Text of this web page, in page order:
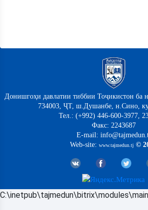
Донишгоҳи давлатии тиббии Тоҷикистон ба
734003, ҶТ, ш.Душанбе, н.Сино,
Тел.: (+992) 446-600-3977,
Факс: 2243687
E-mail:
Web-site: www.tajmedun.tj ©